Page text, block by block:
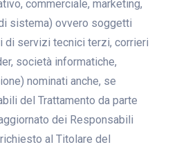
commerciale, marketing,
sistema) ovvero soggetti
di servizi tecnici terzi, corrieri
società informatiche,
nominati anche, se
del Trattamento da parte
dei Responsabili
al Titolare del